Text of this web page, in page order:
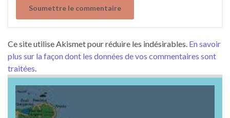
Ce site utilise Akismet pour réduire les indésirables. En savoir
plus sur la façon dont les données de vos commentaires sont
traitées.